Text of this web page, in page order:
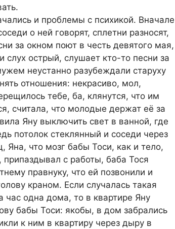
и проблемы с психикой. Вначале
о ней говорят, сплетни разносят,
за окном поют в честь девятого мая,
острый, слушает кто-то песни за
неустанно разубеждали старуху
отношения: некрасиво, мол,
тебе, ба, клянутся, что им
считала, что молодые держат её за
Яну выключить свет в ванной, где
потолок стеклянный и соседи через
Яна, что мозг бабы Тоси, как и тело,
с работы, баба Тося
правнуку, что ей позвонили и
краном. Если случалась такая
час одна дома, то в квартире Яну
бабы Тоси: якобы, в дом забрались
к ним в квартиру через дыру в